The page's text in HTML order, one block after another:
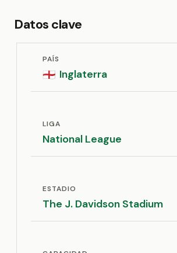
Datos clave
PAÍS
🏴󠁧󠁢󠁥󠁮󠁧󠁿 Inglaterra
LIGA
National League
ESTADIO
The J. Davidson Stadium